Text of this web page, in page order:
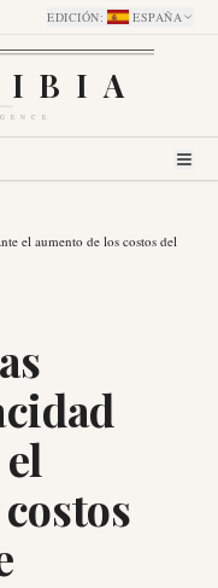
EDICIÓN: ESPAÑA
el aumento de los costos del